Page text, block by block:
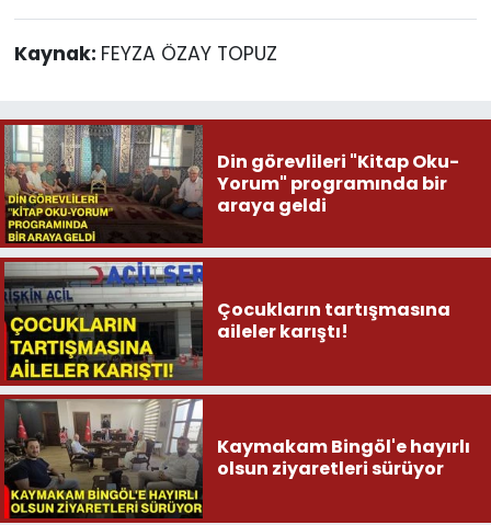
Kaynak: FEYZA ÖZAY TOPUZ
Din görevlileri "Kitap Oku-
Yorum" programında bir
araya geldi
Çocukların tartışmasına
aileler karıştı!
Kaymakam Bingöl'e hayırlı
olsun ziyaretleri sürüyor